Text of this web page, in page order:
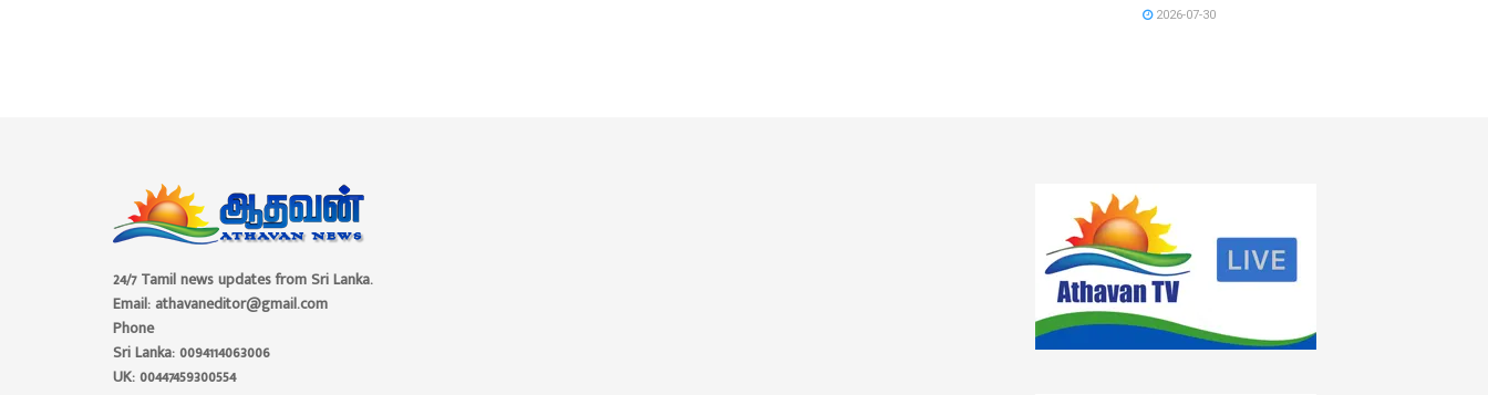
2026-07-30
24/7 Tamil news updates from Sri Lanka.
Email: athavaneditor@gmail.com
Phone
Sri Lanka: 0094114063006
UK: 00447459300554